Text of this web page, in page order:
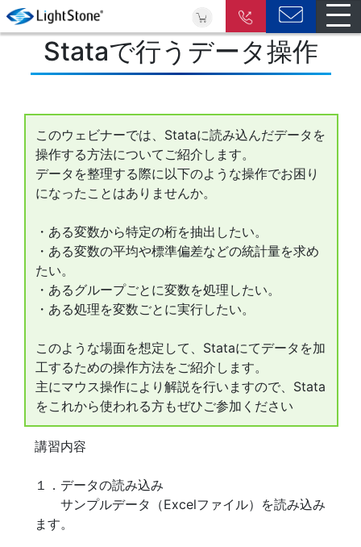
Stataで行うデータ操作
このウェビナーでは、Stataに読み込んだデータを
操作する方法についてご紹介します。
データを整理する際に以下のような操作でお困り
になったことはありませんか。
・ある変数から特定の桁を抽出したい。
・ある変数の平均や標準偏差などの統計量を求め
たい。
・あるグループごとに変数を処理したい。
・ある処理を変数ごとに実行したい。
このような場面を想定して、Stataにてデータを加
工するための操作方法をご紹介します。
主にマウス操作により解説を行いますので、Stata
をこれから使われる方もぜひご参加ください
講習内容
１．データの読み込み
サンプルデータ（Excelファイル）を読み込み
ます。